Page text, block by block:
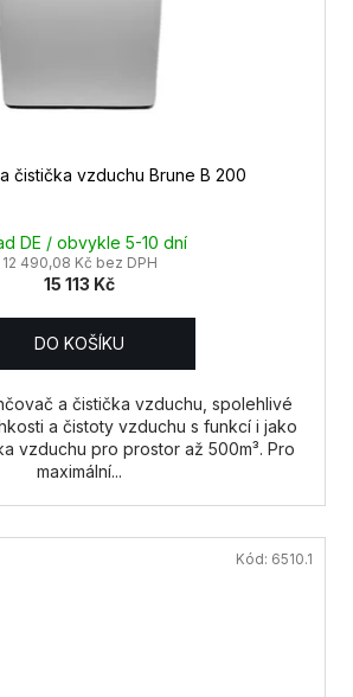
čistička vzduchu Brune B 200
DE / obvykle 5-10 dní
12 490,08 Kč bez DPH
15 113 Kč
DO KOŠÍKU
a čistička vzduchu, spolehlivé
a čistoty vzduchu s funkcí i jako
vzduchu pro prostor až 500m³. Pro
maximální...
Kód: 6510.1